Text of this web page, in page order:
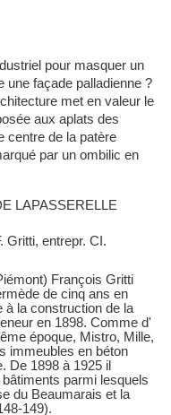
pour masquer un
une façade palladienne ?
met envaleur le
aux aplats des
centre de la patère
par un ombilic en
LAPASSERELLE
Gritti,entrepr. CI.
FrançoisGritti
de cinq ans en
à la construction de la
en 1898. Commed'
époque, Mistro, Mille,
immeubles en béton
De 1898 à 1925 il
parmi lesquels
du Beaumarais et la
149).